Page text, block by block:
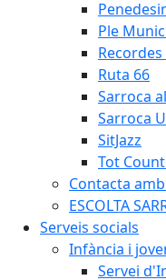
Ple
Recordes
Ruta 66
Sarroca
Sarroca
SitJazz
Tot
Contacta
ESCOLTA
Serveis socials
Infància i
Servei